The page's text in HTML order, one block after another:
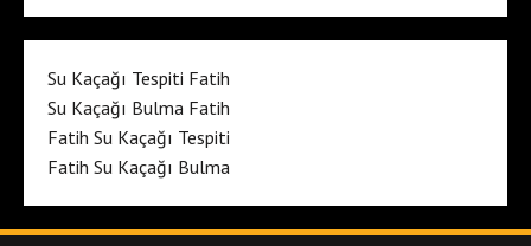
Su Kaçağı Tespiti Fatih
Su Kaçağı Bulma Fatih
Fatih Su Kaçağı Tespiti
Fatih Su Kaçağı Bulma